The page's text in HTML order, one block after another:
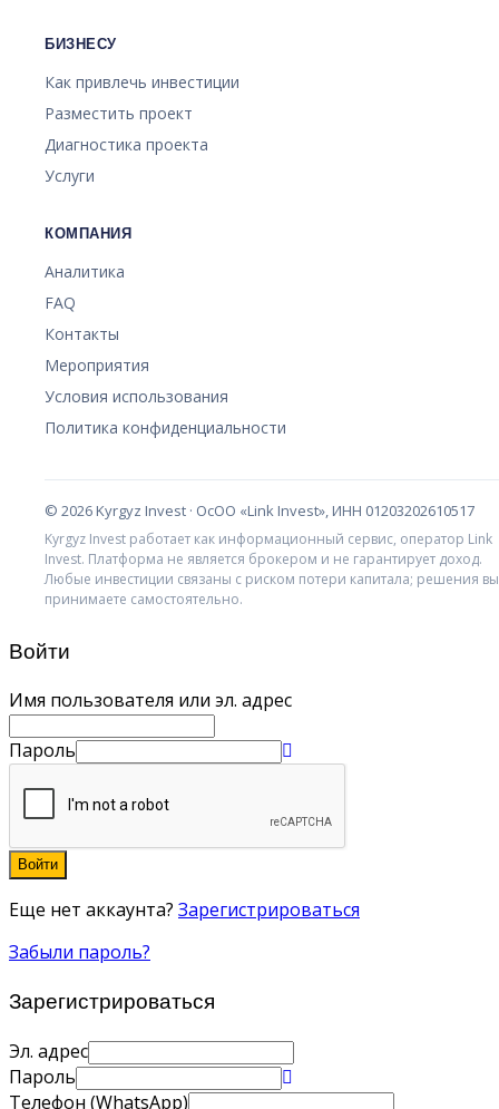
БИЗНЕСУ
Как привлечь инвестиции
Разместить проект
Диагностика проекта
Услуги
КОМПАНИЯ
Аналитика
FAQ
Контакты
Мероприятия
Условия использования
Политика конфиденциальности
© 2026 Kyrgyz Invest · ОсОО «Link Invest», ИНН 01203202610517
Kyrgyz Invest работает как информационный сервис, оператор Link
Invest. Платформа не является брокером и не гарантирует доход.
Любые инвестиции связаны с риском потери капитала; решения вы
принимаете самостоятельно.
Войти
Имя пользователя или эл. адрес
Пароль
Войти
Еще нет аккаунта? Зарегистрироваться
Забыли пароль?
Зарегистрироваться
Эл. адрес
Пароль
Телефон (WhatsApp)